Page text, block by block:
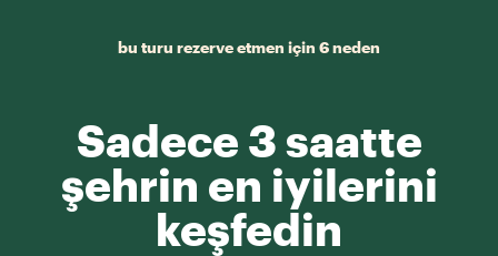
bu turu rezerve etmen için 6 neden
Sadece 3 saatte
şehrin en iyilerini
keşfedin